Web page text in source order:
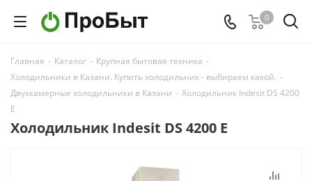
0
Главная - Каталог - Крупная бытовая техника -
Холодильники в Казани. Купить холодильник - выбираем какой. -
Двухкамерные холодильники в Казани - Холодильник Indesit DS 4200
E
Холодильник Indesit DS 4200 E